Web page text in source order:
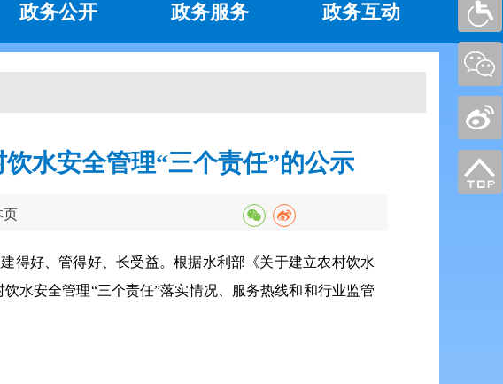
政务公开 政务服务 政务互动
水安全管理“三个责任”的公示
页
得好、管得好、长受益。根据水利部《关于建立农村饮水
水安全管理“三个责任”落实情况、服务热线和和行业监管